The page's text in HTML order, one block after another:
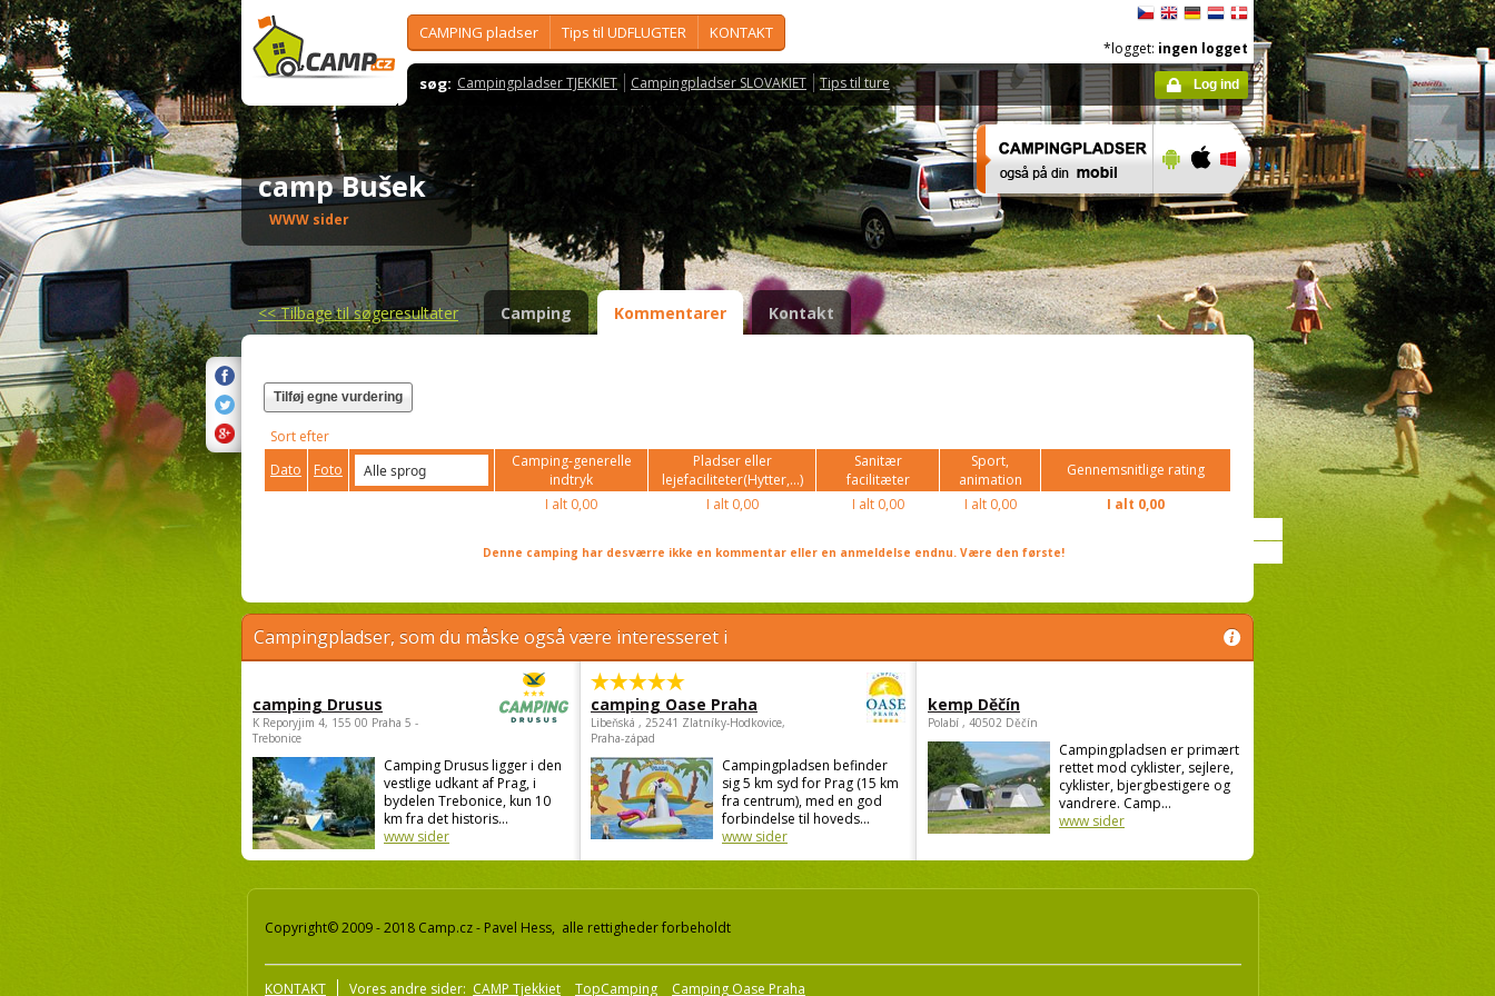
CAMPING pladser Tips til UDFLUGTER KONTAKT
søg: Campingpladser TJEKKIET Campingpladser SLOVAKIET Tips til ture
*logget: ingen logget
Log ind
camp Bušek
WWW sider
<<Tilbage til søgeresultater Camping Kommentarer Kontakt
Tilføj egne vurdering
Sort efter
Dato
Foto
Camping-generelle
indtryk
Pladser eller
lejefaciliteter(Hytter,...)
Sanitær
facilitæter
Sport,
animation
Gennemsnitlige rating
I alt 0,00 I alt0,00 I alt0,00 I alt0,00 I alt 0,00
Denne camping har desværre ikke en kommentar eller en anmeldelse endnu. Være den første!
Campingpladser, som du måske også være interesseret i
camping Drusus
K Reporyjim 4, 155 00 Praha 5 -
Trebonice
Camping Drusus ligger i den
vestlige udkant af Prag, i
bydelen Trebonice, kun 10
km fra det historis...
www sider
camping Oase Praha
Libeňská , 25241 Zlatníky-Hodkovice,
Praha-západ
Campingpladsen befinder
sig 5 km syd for Prag (15 km
fra centrum), med en god
forbindelse til hoveds...
www sider
kemp Děčín
Polabí , 40502 Děčín
Campingpladsen er primært
rettet mod cyklister, sejlere,
cyklister, bjergbestigere og
vandrere. Camp...
www sider
Copyright© 2009 - 2018 Camp.cz - Pavel Hess, alle rettigheder forbeholdt
KONTAKT Vores andre sider: CAMP Tjekkiet TopCamping Camping Oase Praha